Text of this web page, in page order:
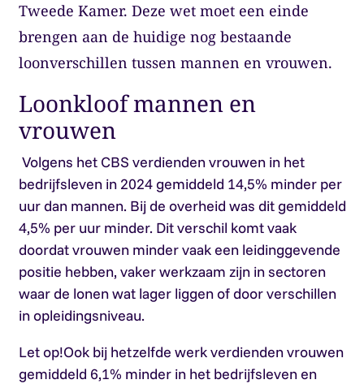
Tweede Kamer. Deze wet moet een einde
brengen aan de huidige nog bestaande
loonverschillen tussen mannen en vrouwen.
Loonkloof mannen en
vrouwen
Volgens het CBS verdienden vrouwen in het
bedrijfsleven in 2024 gemiddeld 14,5% minder per
uur dan mannen. Bij de overheid was dit gemiddeld
4,5% per uur minder. Dit verschil komt vaak
doordat vrouwen minder vaak een leidinggevende
positie hebben, vaker werkzaam zijn in sectoren
waar de lonen wat lager liggen of door verschillen
in opleidingsniveau.
Let op!Ook bij hetzelfde werk verdienden vrouwen
gemiddeld 6,1% minder in het bedrijfsleven en